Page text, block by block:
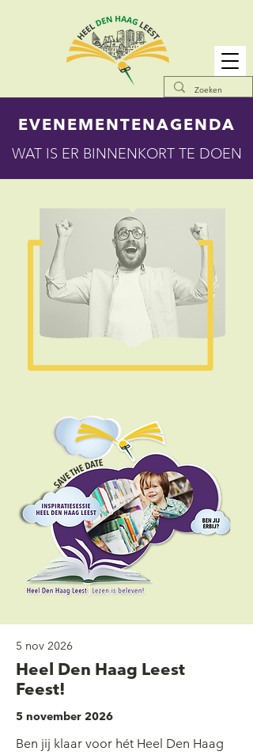
EVENEMENTENAGENDA
WAT IS ER BINNENKORT TE DOEN
5 nov 2026
Heel Den Haag Leest
Feest!
5 november 2026
Ben jij klaar voor hét Heel Den Haag